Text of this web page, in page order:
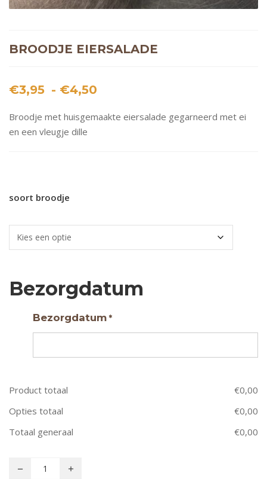
BROODJE EIERSALADE
€3,95 - €4,50
tot
Broodje met huisgemaakte eiersalade gegarneerd met ei
en een vleugje dille
soort broodje
Bezorgdatum
Bezorgdatum *
Product totaal €0,00
Opties totaal
€0,00
Totaal generaal
€0,00